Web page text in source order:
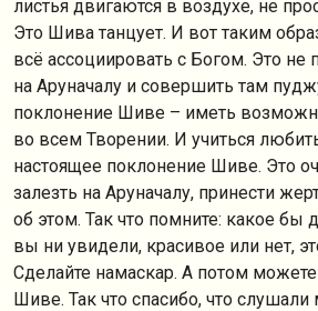
листья двигаются в воздухе, не
Это Шива танцует. И вот таким
всё ассоциировать с Богом. Это не
на Аруначалу и совершить там
поклонение Шиве – иметь
во всем Творении. И учиться
настоящее поклонение Шиве. Это
залезть на Аруначалу, принести
об этом. Так что помните: какое бы
вы ни увидели, красивое или нет,
Сделайте намаскар. А потом
Шиве. Так что спасибо, что слушали